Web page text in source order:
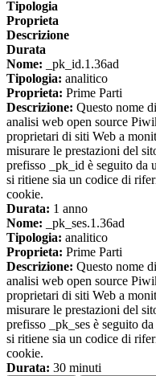
Tipologia
Proprieta
Descrizione
Durata
Nome: _pk_id.1.36ad
Tipologia: analitico
Proprieta: Prime Parti
Descrizione: Questo nome
analisi web open source
proprietari di siti Web a
misurare le prestazioni del
prefisso _pk_id è seguito da
si ritiene sia un codice di
cookie.
Durata: 1 anno
Nome: _pk_ses.1.36ad
Tipologia: analitico
Proprieta: Prime Parti
Descrizione: Questo nome
analisi web open source
proprietari di siti Web a
misurare le prestazioni del
prefisso _pk_ses è seguito
si ritiene sia un codice di
cookie.
Durata: 30 minuti